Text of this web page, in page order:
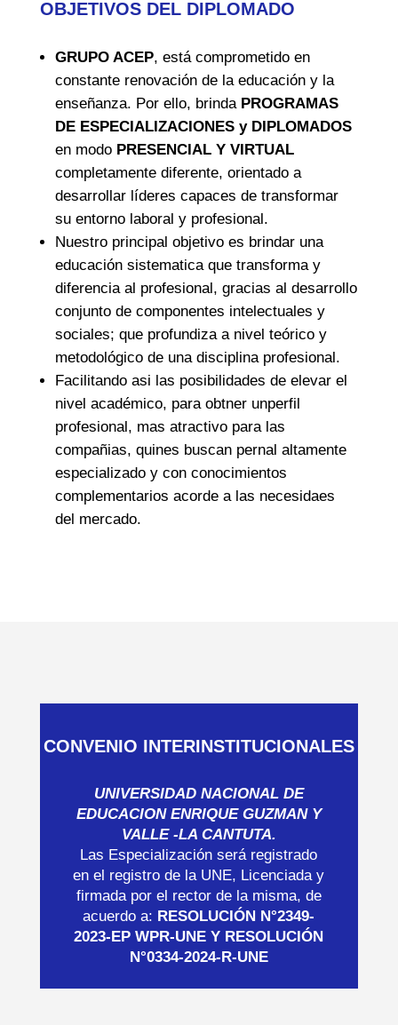
OBJETIVOS DEL DIPLOMADO
GRUPO ACEP, está comprometido en
constante renovación de la educación y la
enseñanza. Por ello, brinda PROGRAMAS
DE ESPECIALIZACIONES y DIPLOMADOS
en modo PRESENCIAL Y VIRTUAL
completamente diferente, orientado a
desarrollar líderes capaces de transformar
su entorno laboral y profesional.
Nuestro principal objetivo es brindar una
educación sistematica que transforma y
diferencia al profesional, gracias al desarrollo
conjunto de componentes intelectuales y
sociales; que profundiza a nivel teórico y
metodológico de una disciplina profesional.
Facilitando asi las posibilidades de elevar el
nivel académico, para obtner unperfil
profesional, mas atractivo para las
compañias, quines buscan pernal altamente
especializado y con conocimientos
complementarios acorde a las necesidaes
del mercado.
CONVENIO INTERINSTITUCIONALES
UNIVERSIDAD NACIONAL DE
EDUCACION ENRIQUE GUZMAN Y
VALLE -LA CANTUTA.
Las Especialización será registrado
en el registro de la UNE, Licenciada y
firmada por el rector de la misma, de
acuerdo a: RESOLUCIÓN N°2349-
2023-EP WPR-UNE Y RESOLUCIÓN
N°0334-2024-R-UNE